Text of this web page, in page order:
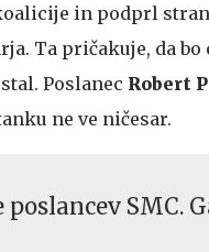
in podprl
Ta pričakuje, da bo
Poslanec Robert
ne ve ničesar.
poslancev SMC.